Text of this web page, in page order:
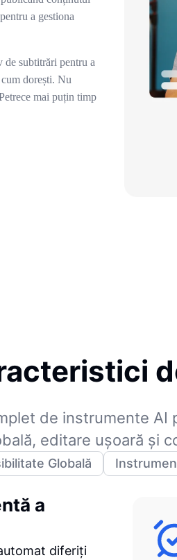
a gestiona
de subtitrări pentru a
dorești. Nu
mai puțin timp
de instrumente
editare ușoară și
Globală
a
diferiți